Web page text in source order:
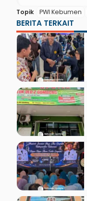
Topik PWI Kebumen
BERITA TERKAIT